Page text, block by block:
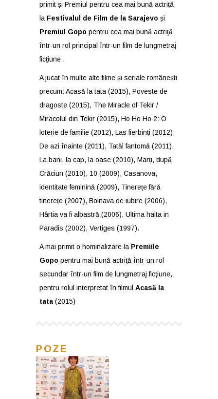
primit și Premiul pentru cea mai bună actriță
la Festivalul de Film de la Sarajevo și
Premiul Gopo pentru cea mai bunǎ actriţă
într-un rol principal într-un film de lungmetraj
ficţiune .
A jucat în multe alte filme și seriale românești
precum: Acasă la tata (2015), Poveste de
dragoste (2015), The Miracle of Tekir /
Miracolul din Tekir (2015), Ho Ho Ho 2: O
loterie de familie (2012), Las fierbinți (2012),
De azi înainte (2011), Tatăl fantomă (2011),
La bani, la cap, la oase (2010), Marți, după
Crăciun (2010), 10 (2009), Casanova,
identitate feminină (2009), Tinerețe fără
tinerețe (2007), Bolnava de iubire (2006),
Hârtia va fi albastră (2006), Ultima halta in
Paradis (2002), Vertiges (1997).
A mai primit o nominalizare la Premiile
Gopo pentru mai bună actriţă într-un rol
secundar într-un film de lungmetraj ficţiune,
pentru rolul interpretat în filmul Acasă la
tata (2015)
POZE